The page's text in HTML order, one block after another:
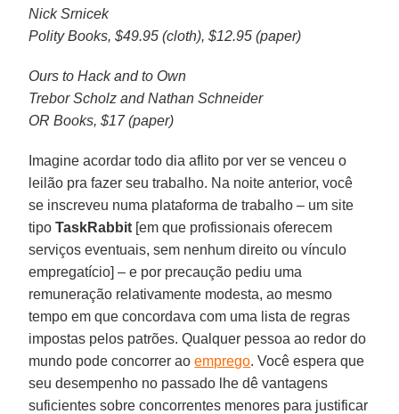
Nick Srnicek
Polity Books, $49.95 (cloth), $12.95 (paper)
Ours to Hack and to Own
Trebor Scholz and Nathan Schneider
OR Books, $17 (paper)
Imagine acordar todo dia aflito por ver se venceu o
leilão pra fazer seu trabalho. Na noite anterior, você
se inscreveu numa plataforma de trabalho – um site
tipoTaskRabbit [em que profissionais oferecem
serviços eventuais, sem nenhum direito ou vínculo
empregatício] – e por precaução pediu uma
remuneração relativamente modesta, ao mesmo
tempo em que concordava com uma lista de regras
impostas pelos patrões. Qualquer pessoa ao redor do
mundo pode concorrer aoemprego. Você espera que
seu desempenho no passado lhe dê vantagens
suficientes sobre concorrentes menores para justificar